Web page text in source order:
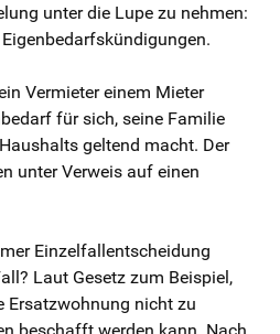
unter die Lupe zu nehmen:
Vermieter einem Mieter
für sich, seine Familie
geltend macht. Der
unter Verweis auf einen
Einzelfallentscheidung
Laut Gesetz zum Beispiel,
Ersatzwohnung nicht zu